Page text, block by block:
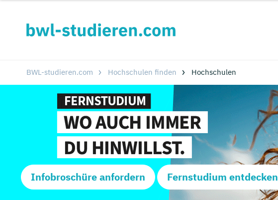
BWL-studieren.com Hochschulen finden Hochschulen
Infobroschüre anfordern Fernstudium entdecken